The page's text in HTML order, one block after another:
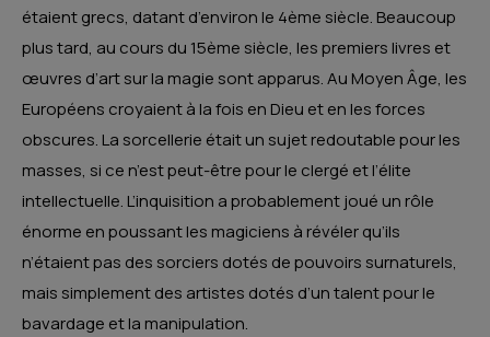
étaient grecs, datant d’environ le 4ème siècle. Beaucoup
plus tard, au cours du 15ème siècle, les premiers livres et
œuvres d’art sur la magie sont apparus. Au Moyen Âge, les
Européens croyaient à la fois en Dieu et en les forces
obscures. La sorcellerie était un sujet redoutable pour les
masses, si ce n’est peut-être pour le clergé et l’élite
intellectuelle. L’inquisition a probablement joué un rôle
énorme en poussant les magiciens à révéler qu’ils
n’étaient pas des sorciers dotés de pouvoirs surnaturels,
mais simplement des artistes dotés d’un talent pour le
bavardage et la manipulation.